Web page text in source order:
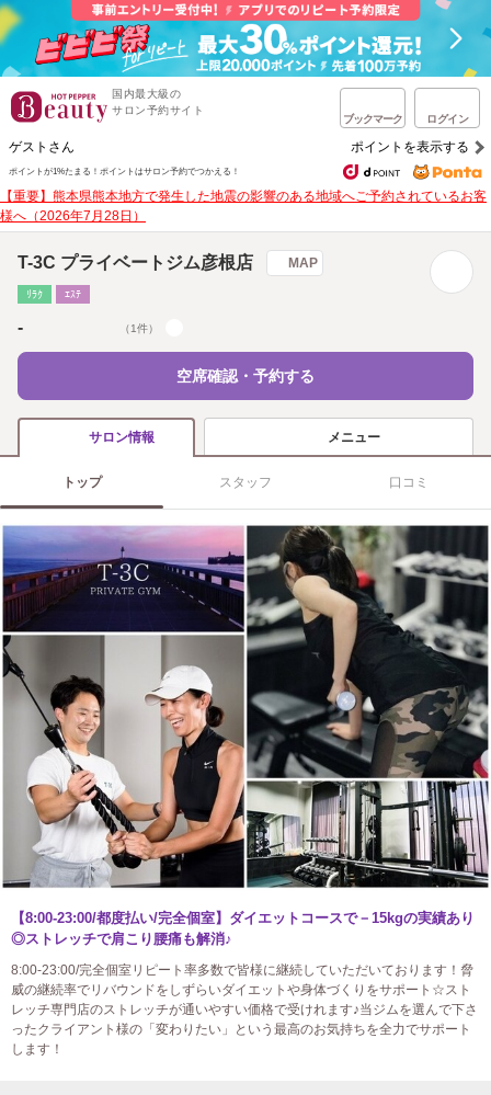
国内最大級の
サロン予約サイト
ブックマーク ログイン
ゲストさん ポイントを表示する
ポイントが1%たまる！ ポイントはサロン予約でつかえる！
【重要】熊本県熊本地方で発生した地震の影響のある地域へご予約されているお客
様へ（2026年7月28日）
T-3C プライベートジム彦根店 MAP
ﾘﾗｸ ｴｽﾃ
- （1件）
空席確認・予約する
サロン情報 メニュー
トップ スタッフ 口コミ
【8:00-23:00/都度払い/完全個室】ダイエットコースで－15kgの実績あり
◎ストレッチで肩こり腰痛も解消♪
8:00-23:00/完全個室リピート率多数で皆様に継続していただいております！脅
威の継続率でリバウンドをしずらいダイエットや身体づくりをサポート☆スト
レッチ専門店のストレッチが通いやすい価格で受けれます♪当ジムを選んで下さ
ったクライアント様の「変わりたい」という最高のお気持ちを全力でサポート
します！